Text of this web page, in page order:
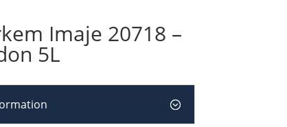
Imaje 20718 –
5L